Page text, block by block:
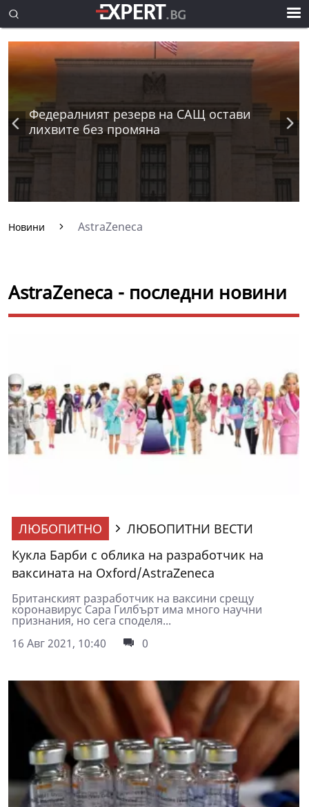
Федералният резерв на САЩ остави
лихвите без промяна
Новини AstraZeneca
AstraZeneca - последни новини
ЛЮБОПИТНО
ЛЮБОПИТНИ ВЕСТИ
Кукла Барби с облика на разработчик на
ваксината на Oxford/AstraZeneca
Британският разработчик на ваксини срещу
коронавирус Сара Гилбърт има много научни
признания, но сега споделя...
16 Авг 2021, 10:40
0